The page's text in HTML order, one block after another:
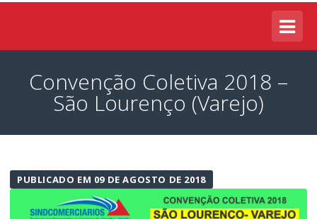
Convenção Coletiva 2018 –
São Lourenço (Varejo)
PUBLICADO EM 09 DE AGOSTO DE 2018